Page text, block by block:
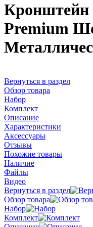
Кронштейн
Premium
Вернуться в раздел
Обзор товара
Набор
Комплект
Описание
Характеристики
Аксессуары
Отзывы
Похожие товары
Наличие
Файлы
Видео
Вернуться в раздел
Обзор товара
Набор
Комплект